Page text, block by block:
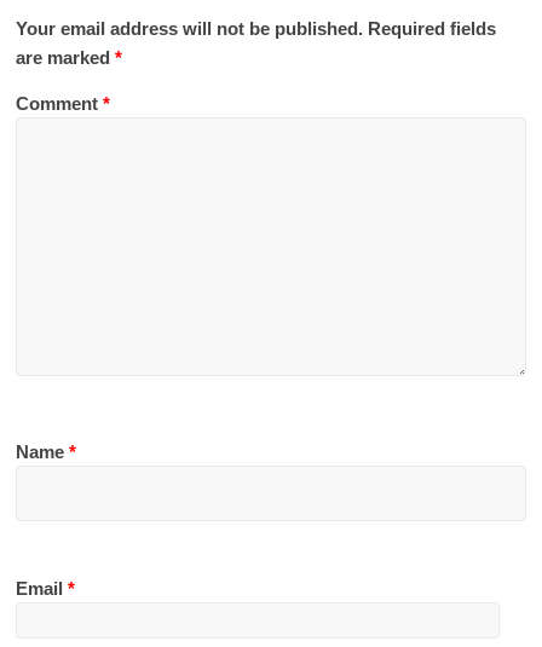
Your email address will not be published. Required fields
are marked*
Comment*
Name*
Email*